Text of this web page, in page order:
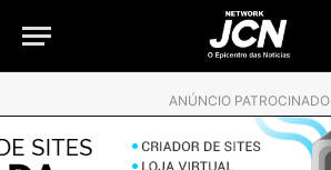
ANÚNCIO PATROCINADO